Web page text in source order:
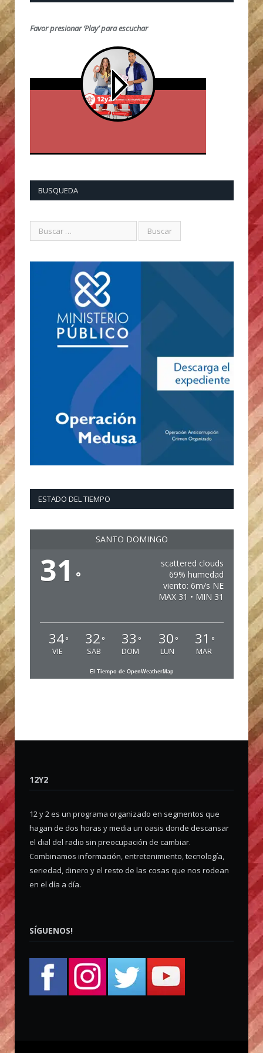
Favor presionar ‘Play’ para escuchar
BUSQUEDA
ESTADO DEL TIEMPO
SANTO DOMINGO
31 °
scattered clouds
69% humedad
viento: 6m/s NE
MAX 31 • MIN 31
34°
VIE
32 °
SAB
33 °
DOM
30 °
LUN
31 °
MAR
El Tiempo de OpenWeatherMap
12Y2
12 y 2 es un programa organizado en segmentos que
hagan de dos horas y media un oasis donde descansar
el dial del radio sin preocupación de cambiar.
Combinamos información, entretenimiento, tecnología,
seriedad, dinero y el resto de las cosas que nos rodean
en el día a día.
SÍGUENOS!